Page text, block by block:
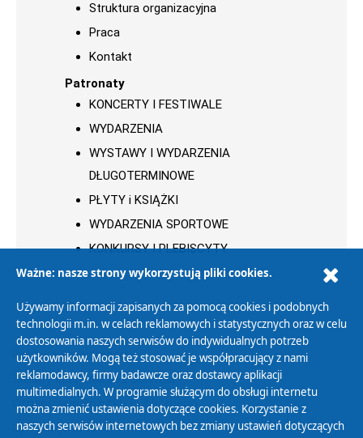
Struktura organizacyjna
Praca
Kontakt
Patronaty
KONCERTY I FESTIWALE
WYDARZENIA
WYSTAWY I WYDARZENIA
DŁUGOTERMINOWE
PŁYTY i KSIĄŻKI
WYDARZENIA SPORTOWE
KONKURSY I PLEBISCYTY
Polityka Prywatności
Zasady korzystania z Serwisu
Organizacje Pożytku Publicznego
Cyfryzacja DAB+
Ważne: nasze strony wykorzystują pliki cookies.
Używamy informacji zapisanych za pomocą cookies i podobnych
technologii m.in. w celach reklamowych i statystycznych oraz w celu
dostosowania naszych serwisów do indywidualnych potrzeb
użytkowników. Mogą też stosować je współpracujący z nami
reklamodawcy, firmy badawcze oraz dostawcy aplikacji
multimedialnych. W programie służącym do obsługi internetu
można zmienić ustawienia dotyczące cookies. Korzystanie z
naszych serwisów internetowych bez zmiany ustawień dotyczących